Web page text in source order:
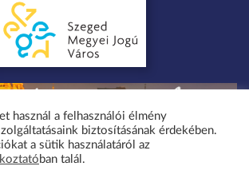
© Szent-Györgyi Albert Agóra Heller Ödön
Tápé / design by greenteam.hu
használ a felhasználói élmény
biztosításának érdekében.
a sütik használatáról az
ban talál.